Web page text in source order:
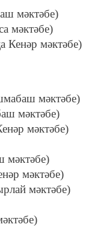
мәктәбе)
мәктәбе)
мәктәбе)
мәктәбе)
мәктәбе)
мәктәбе)
мәктәбе)
мәктәбе)